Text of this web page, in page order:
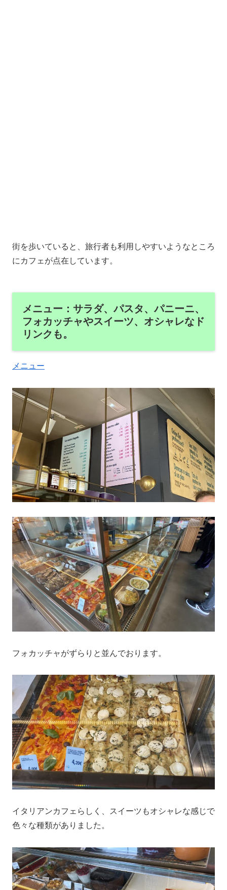
街を歩いていると、旅行者も利用しやすいようなところ
にカフェが点在しています。
メニュー：サラダ、パスタ、パニーニ、
フォカッチャやスイーツ、オシャレなド
リンクも。
メニュー
フォカッチャがずらりと並んでおります。
イタリアンカフェらしく、スイーツもオシャレな感じで
色々な種類がありました。